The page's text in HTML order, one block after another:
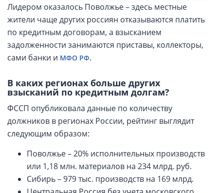
Лидером оказалось Поволжье – здесь местные
жители чаще других россиян отказываются платить
по кредитным договорам, а взысканием
задолженности занимаются приставы, коллекторы,
сами банки и МФО РФ.
В каких регионах больше других
взысканий по кредитным долгам?
ФССП опубликовала данные по количеству
должников в регионах России, рейтинг выглядит
следующим образом:
Поволжье – 20% исполнительных производств
или 1,18 млн. материалов на 234 млрд. руб.
Сибирь – 979 тыс. производств на 169 млрд.